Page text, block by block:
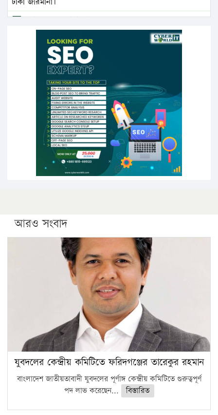
এবার লঞ্চের ভাড়া বাড়ল
১৭ থেকে ২১ শতাংশ বিদ্যুতের দাম বাড়ানোর প্রস্তাব পিডিবির
১৬ মে চাঁদপুর ও ২৫ মে ফেনী সফরে যাবেন প্রধানমন্ত্রী
উচ্চশিক্ষায় গৌরবময় অর্জন: পূর্ণ স্কলারশিপে যুক্তরাষ্ট্রে
পিএইচডি করছেন কুয়েটের কৃতি…
সারা দেশে বজ্রাঘাতে ১৪ জনের প্রাণহানি
কঠোর হচ্ছে এসএসসি ও এইচএসসি পরীক্ষা
ফরিদগঞ্জে আগুনে পুড়লো ৬ ব্যবসা প্রতিষ্ঠান
আরও সংবাদ
যুবদলের কেন্দ্রীয় কমিটিতে ফরিদগঞ্জের তারেকুর রহমান
বাংলাদেশ জাতীয়তাবাদী যুবদলের পূর্ণাঙ্গ কেন্দ্রীয় কমিটিতে গুরুত্বপূর্ণ
পদ লাভ করেছেন...
বিস্তারিত